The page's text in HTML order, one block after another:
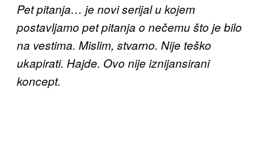
Pet pitanja… je novi serijal u kojem
postavljamo pet pitanja o nečemu što je bilo
na vestima. Mislim, stvarno. Nije teško
ukapirati. Hajde. Ovo nije iznijansirani
koncept.